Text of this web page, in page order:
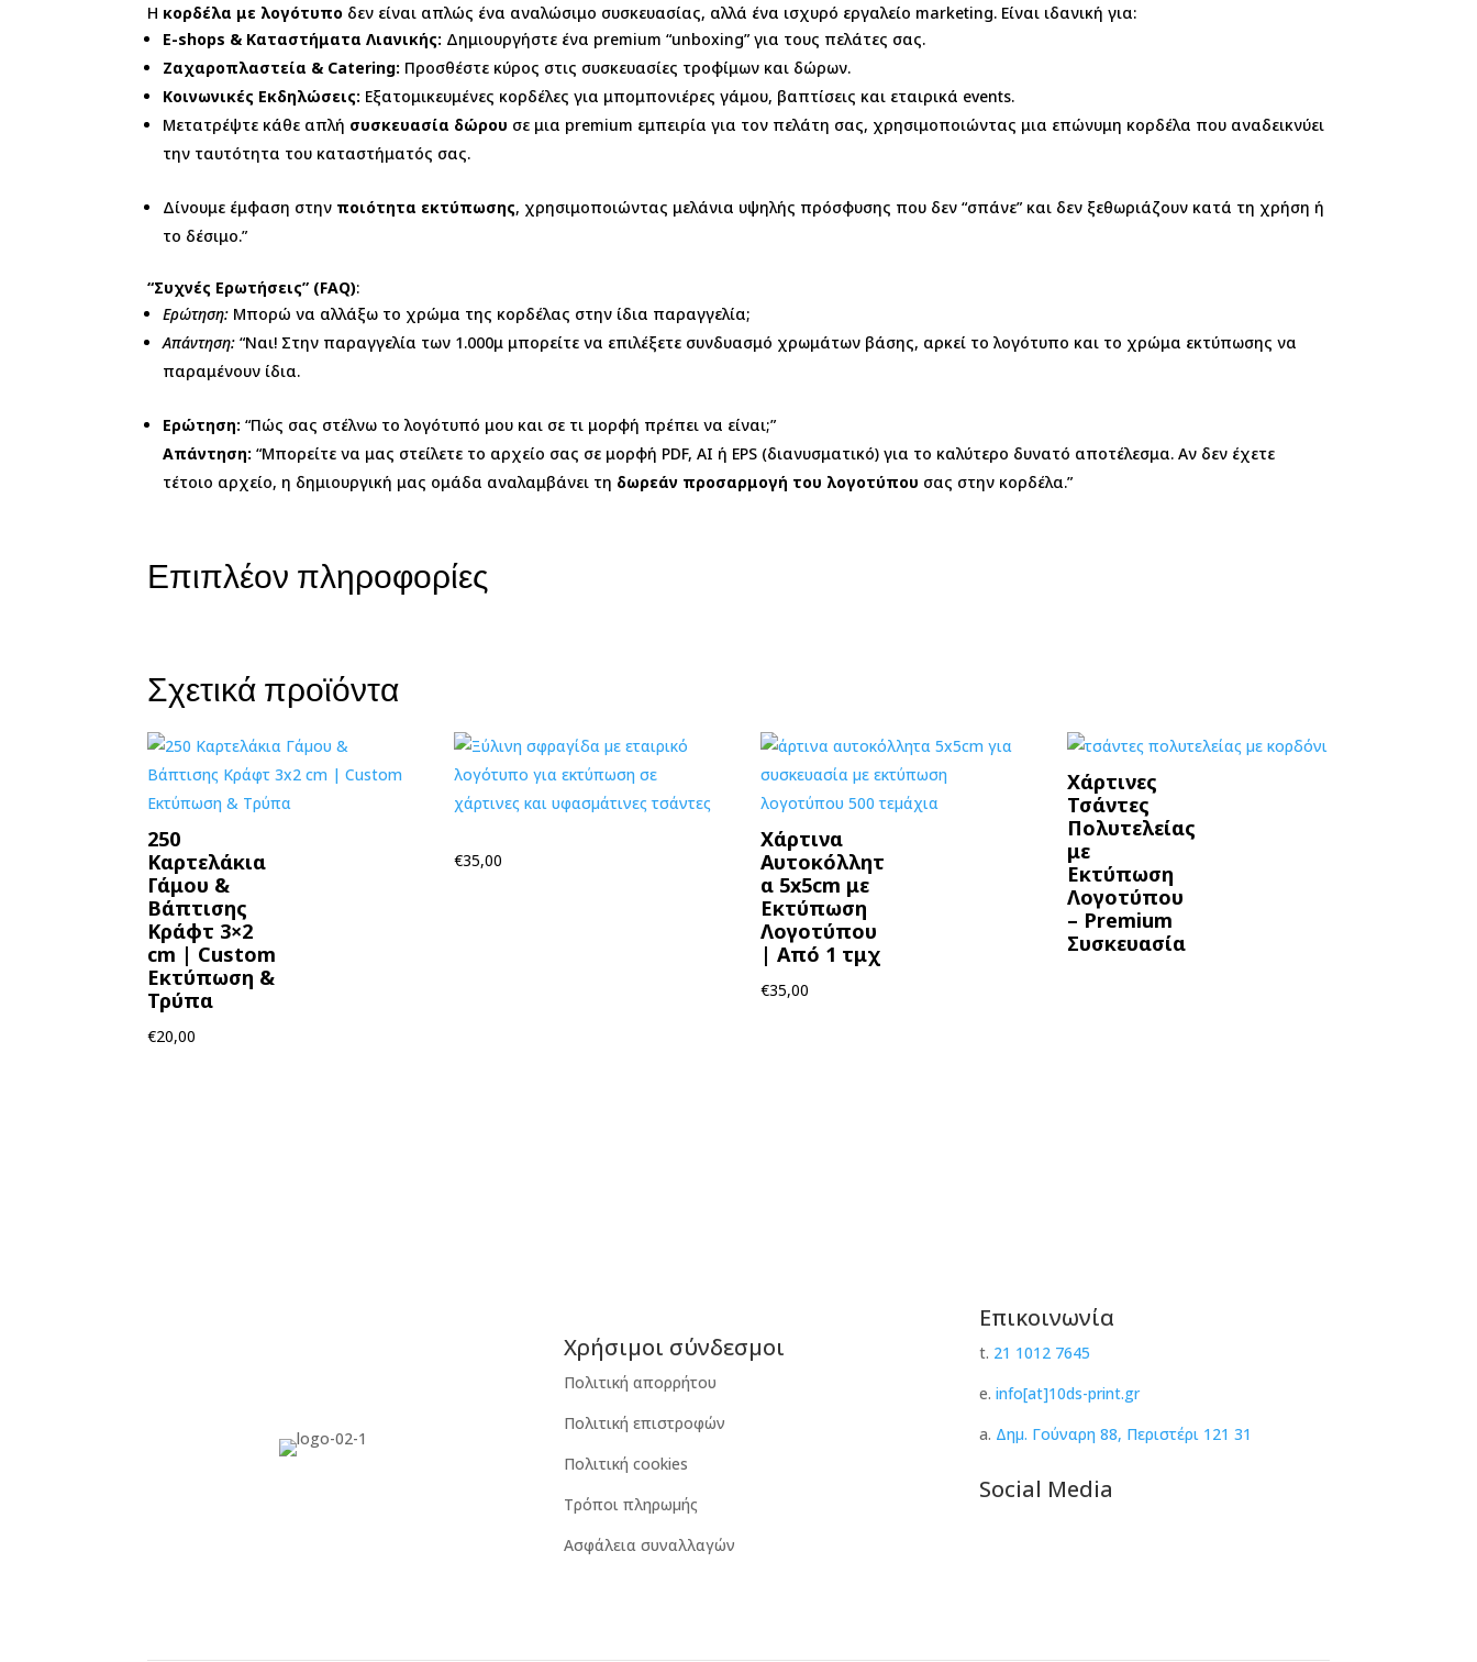
Η κορδέλα με λογότυπο δεν είναι απλώς ένα αναλώσιμο συσκευασίας, αλλά ένα ισχυρό εργαλείο marketing. Είναι ιδανική για:
E-shops & Καταστήματα Λιανικής: Δημιουργήστε ένα premium “unboxing” για τους πελάτες σας.
Ζαχαροπλαστεία & Catering: Προσθέστε κύρος στις συσκευασίες τροφίμων και δώρων.
Κοινωνικές Εκδηλώσεις: Εξατομικευμένες κορδέλες για μπομπονιέρες γάμου, βαπτίσεις και εταιρικά events.
Μετατρέψτε κάθε απλή συσκευασία δώρου σε μια premium εμπειρία για τον πελάτη σας, χρησιμοποιώντας μια επώνυμη κορδέλα που αναδεικνύει
την ταυτότητα του καταστήματός σας.
Δίνουμε έμφαση στην ποιότητα εκτύπωσης, χρησιμοποιώντας μελάνια υψηλής πρόσφυσης που δεν “σπάνε” και δεν ξεθωριάζουν κατά τη χρήση ή
το δέσιμο.”
“Συχνές Ερωτήσεις” (FAQ):
Ερώτηση: Μπορώ να αλλάξω το χρώμα της κορδέλας στην ίδια παραγγελία;
Απάντηση: “Ναι! Στην παραγγελία των 1.000μ μπορείτε να επιλέξετε συνδυασμό χρωμάτων βάσης, αρκεί το λογότυπο και το χρώμα εκτύπωσης να
παραμένουν ίδια.
Ερώτηση: “Πώς σας στέλνω το λογότυπό μου και σε τι μορφή πρέπει να είναι;”
Απάντηση: “Μπορείτε να μας στείλετε το αρχείο σας σε μορφή PDF, AI ή EPS (διανυσματικό) για το καλύτερο δυνατό αποτέλεσμα. Αν δεν έχετε
τέτοιο αρχείο, η δημιουργική μας ομάδα αναλαμβάνει τη δωρεάν προσαρμογή του λογοτύπου σας στην κορδέλα.”
Επιπλέον πληροφορίες
Σχετικά προϊόντα
250
Καρτελάκια
Γάμου &
Βάπτισης
Κράφτ 3×2
cm | Custom
Εκτύπωση &
Τρύπα
€20,00
€35,00
Χάρτινα
Αυτοκόλλητ
α 5x5cm με
Εκτύπωση
Λογοτύπου
| Από 1 τμχ
€35,00
Χάρτινες
Τσάντες
Πολυτελείας
με
Εκτύπωση
Λογοτύπου
– Premium
Συσκευασία
Χρήσιμοι σύνδεσμοι
Πολιτική απορρήτου
Πολιτική επιστροφών
Πολιτική cookies
Τρόποι πληρωμής
Ασφάλεια συναλλαγών
Επικοινωνία
t. 21 1012 7645
e. info[at]10ds-print.gr
a. Δημ. Γούναρη 88, Περιστέρι 121 31
Social Media